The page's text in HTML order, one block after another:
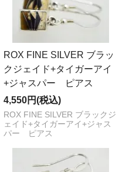
ROX FINE SILVER ブラッ
クジェイド+タイガーアイ
+ジャスパー ピアス
4,550円(税込)
ROX FINE SILVER ブラックジ
ェイド+タイガーアイ+ジャス
パー ピアス